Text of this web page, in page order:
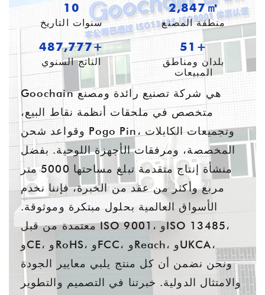
10
سنوات التاريخ
3,811㎡
منطقة المصنع
653,035+
الناتج السنوي
55+
بلدان ومناطق
المبيعات
Goochain هي شركة تصنيع رائدة ومصنع
متخصص في ملحقات أنظمة نقاط البيع،
وقواعد شحن Pogo Pin، وتجميعات الكابلات
المخصصة، ومرفقات الأجهزة اللوحية. بفضل
منشأة إنتاج متقدمة تبلغ مساحتها 5000 متر
مربع وأكثر من عقد من الخبرة، فإننا نخدم
الأسواق العالمية بحلول مبتكرة وموثوقة.
معتمدة من قبل ISO 9001، وISO 13485،
وCE، وRoHS، وFCC، وReach، وUKCA،
ونحن نضمن أن كل منتج يلبي معايير الجودة
والامتثال الدولية. خبرتنا في التصميم والتطوير